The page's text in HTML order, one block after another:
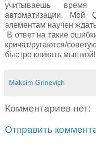
учитываешь время
автоматизации. Мой
элементам научен
В ответ на такие
кричат/ругаются/
быстро кликать
Maksim Grinevich
Комментариев нет:
Отправить